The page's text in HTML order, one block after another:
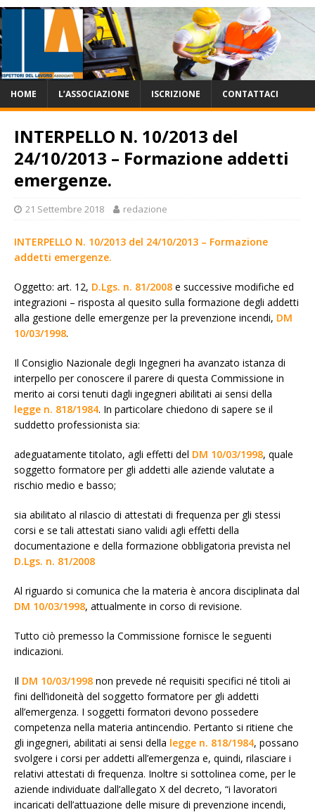
HOME L’ASSOCIAZIONE ISCRIZIONE CONTATTACI
INTERPELLO N. 10/2013 del
24/10/2013 – Formazione addetti
emergenze.
21 Settembre 2018 redazione
INTERPELLO N. 10/2013 del 24/10/2013 – Formazione
addetti emergenze.
Oggetto: art. 12, D.Lgs. n. 81/2008 e successive modifiche ed
integrazioni – risposta al quesito sulla formazione degli addetti
alla gestione delle emergenze per la prevenzione incendi, DM
10/03/1998.
Il Consiglio Nazionale degli Ingegneri ha avanzato istanza di
interpello per conoscere il parere di questa Commissione in
merito ai corsi tenuti dagli ingegneri abilitati ai sensi della
legge n. 818/1984. In particolare chiedono di sapere se il
suddetto professionista sia:
adeguatamente titolato, agli effetti del DM 10/03/1998, quale
soggetto formatore per gli addetti alle aziende valutate a
rischio medio e basso;
sia abilitato al rilascio di attestati di frequenza per gli stessi
corsi e se tali attestati siano validi agli effetti della
documentazione e della formazione obbligatoria prevista nel
D.Lgs. n. 81/2008
Al riguardo si comunica che la materia è ancora disciplinata dal
DM 10/03/1998, attualmente in corso di revisione.
Tutto ciò premesso la Commissione fornisce le seguenti
indicazioni.
Il DM 10/03/1998 non prevede né requisiti specifici né titoli ai
fini dell’idoneità del soggetto formatore per gli addetti
all’emergenza. I soggetti formatori devono possedere
competenza nella materia antincendio. Pertanto si ritiene che
gli ingegneri, abilitati ai sensi della legge n. 818/1984, possano
svolgere i corsi per addetti all’emergenza e, quindi, rilasciare i
relativi attestati di frequenza. Inoltre si sottolinea come, per le
aziende individuate dall’allegato X del decreto, “i lavoratori
incaricati dell’attuazione delle misure di prevenzione incendi,